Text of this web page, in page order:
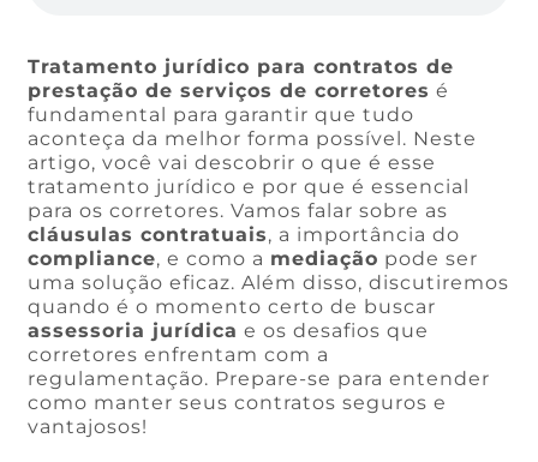
Tratamento jurídico para contratos de
prestação de serviços de corretores é
fundamental para garantir que tudo
aconteça da melhor forma possível. Neste
artigo, você vai descobrir o que é esse
tratamento jurídico e por que é essencial
para os corretores. Vamos falar sobre as
cláusulas contratuais, a importância do
compliance, e como a mediação pode ser
uma solução eficaz. Além disso, discutiremos
quando é o momento certo de buscar
assessoria jurídica e os desafios que
corretores enfrentam com a
regulamentação. Prepare-se para entender
como manter seus contratos seguros e
vantajosos!